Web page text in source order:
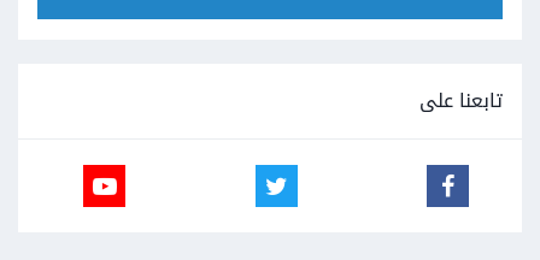
تابعنا على